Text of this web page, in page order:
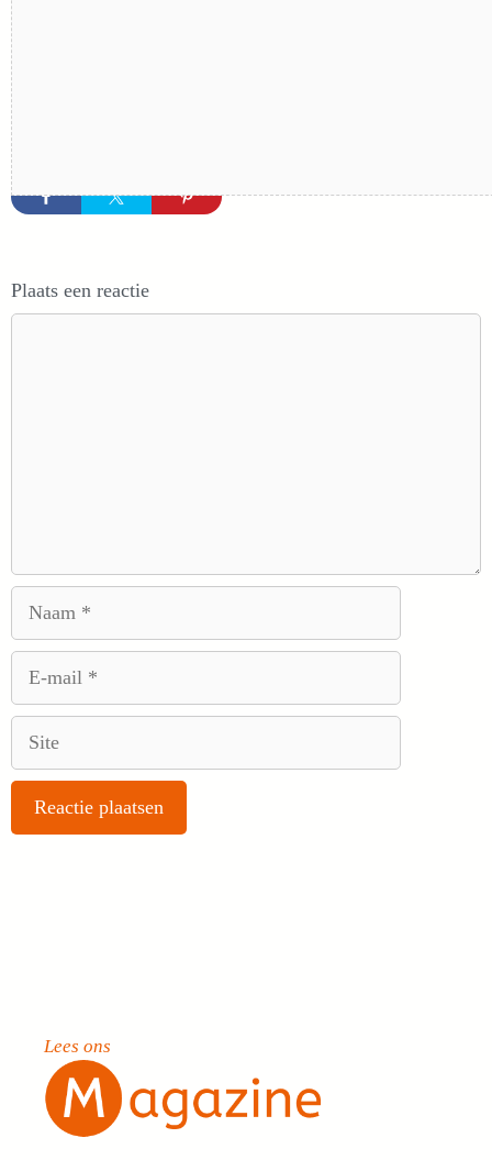
Plaats een reactie
Lees ons